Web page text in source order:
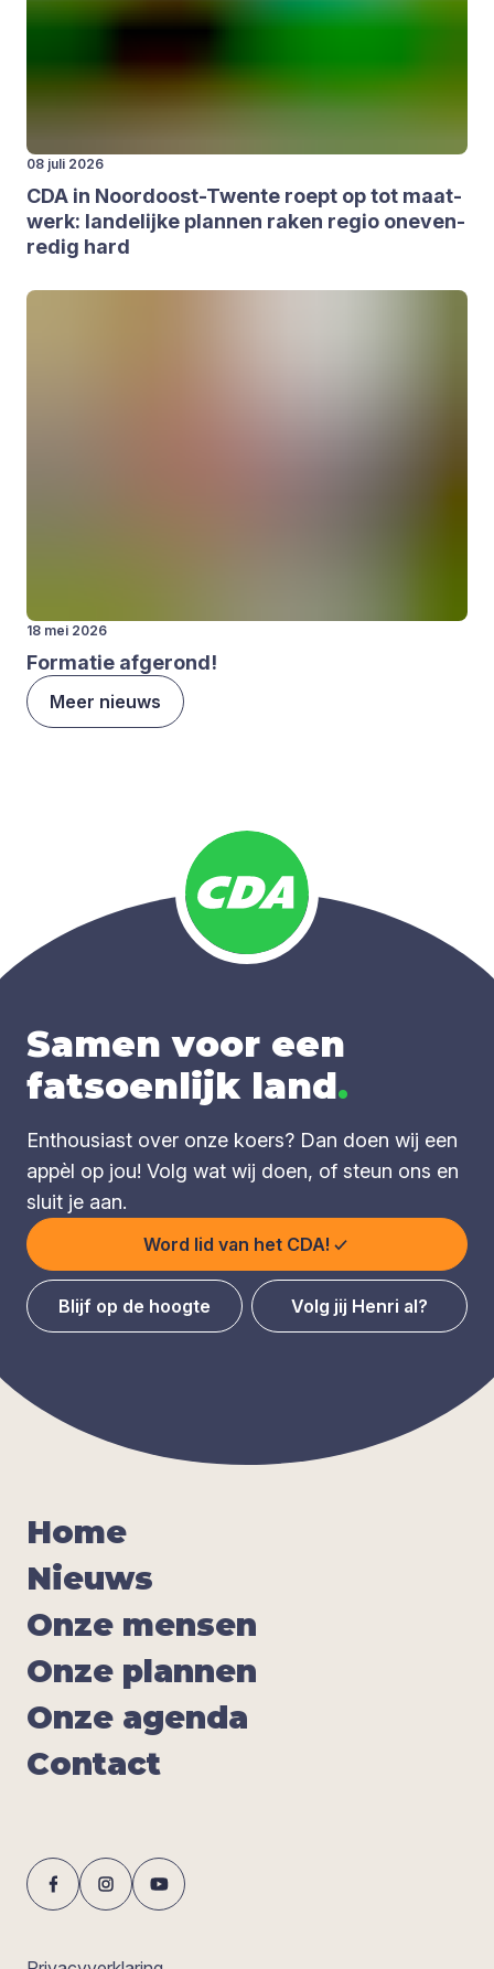
08 juli 2026
CDA in Noor­d­oost-Twen­­te roept op tot maat­
werk: lan­de­lij­ke plan­nen raken regio one­ven­
re­dig hard
18 mei 2026
For­ma­tie afge­rond!
Meer nieuws
Samen voor een
fatsoenlijk land.
Enthousiast over onze koers? Dan doen wij een
appèl op jou! Volg wat wij doen, of steun ons en
sluit je aan.
Word lid van het CDA!
Blijf op de hoogte Volg jij Henri al?
Home
Nieuws
Onze men­sen
Onze plan­nen
Onze agen­da
Con­tact